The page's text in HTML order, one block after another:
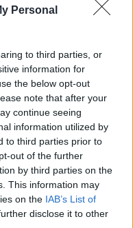
Personal
to third parties, or
information for
the below opt-out
note that after your
continue seeing
information utilized by
to third parties prior to
out of the further
by third parties on the
This information may
on the IAB’s List of
disclose it to other
közönsége által
volt, hogy
családját, mert nem érzi
nem számít bűnnek,
pedig semmi
ráGuelmino Sándor
kezdetekkor
férje között látszólag